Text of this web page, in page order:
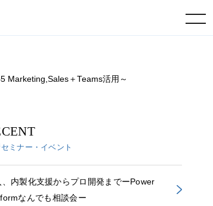
toggle navigation
Marketing,Sales＋Teams活用～
ミナー・イベント
、内製化支援からプロ開発までーPower
なんでも相談会ー